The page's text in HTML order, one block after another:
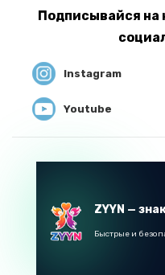
Подписывайся на
Instagram
Youtube